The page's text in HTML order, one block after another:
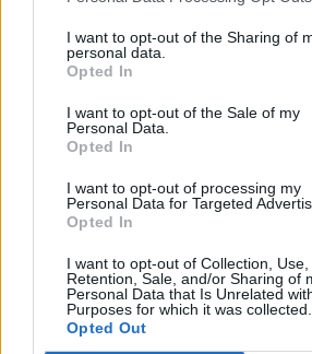
I want to opt-out of the Sharing of
personal data.
Opted In
I want to opt-out of the Sale of my
Personal Data.
Opted In
I want to opt-out of processing my
Personal Data for Targeted
Opted In
I want to opt-out of Collection, Use,
Retention, Sale, and/or Sharing of
Personal Data that Is Unrelated
Purposes for which it was collected.
Opted Out
FŐTÉR
A Román Rendőrség azt
semmiképpen ne
Rendőrségnek – hírmix
További híreink: sziklát akart a
hadsereg, egyelőre sikertelenül,
pedig semmiféle korlátozás nem
áramfogyasztásban.